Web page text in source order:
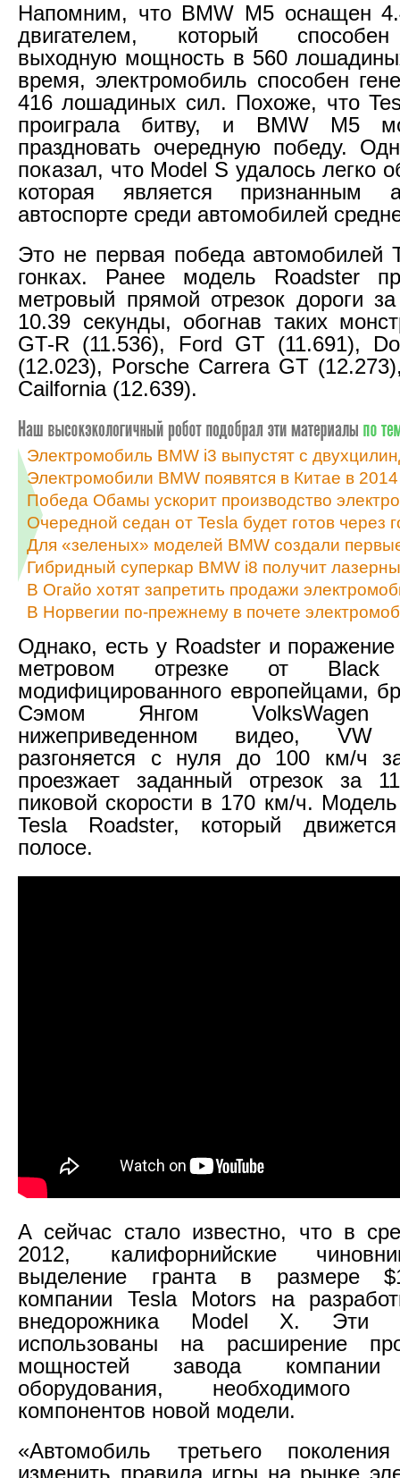
Напомним, что BMW M5 оснащен
двигателем, который способен
выходную мощность в 560
время, электромобиль способен
416 лошадиных сил. Похоже, что
проиграла битву, и BMW M5
праздновать очередную победу.
показал, что Model S удалось легко
которая является признанным
автоспорте среди автомобилей
Это не первая победа автомобилей
гонках. Ранее модель Roadster
метровый прямой отрезок дороги
10.39 секунды, обогнав таких
GT-R (11.536), Ford GT (11.691),
(12.023), Porsche Carrera GT
Cailfornia (12.639).
Электромобиль BMW i3 выпустят с
Электромобили BMW появятся в Китае в 2014
Победа Обамы ускорит производство
Очередной седан от Tesla будет готов через
Для «зеленых» моделей BMW создали
Гибридный суперкар BMW i8 получит
В Огайо хотят запретить продажи
В Норвегии по-прежнему в почете
Однако, есть у Roadster и
метровом отрезке от
модифицированного европейцами,
Сэмом Янгом
нижеприведенном видео,
разгоняется с нуля до 100 км/ч
проезжает заданный отрезок за
пиковой скорости в 170 км/ч. Модель
Tesla Roadster, который
полосе.
А сейчас стало известно, что в
2012, калифорнийские
выделение гранта в размере
компании Tesla Motors на
внедорожника Model X. Эти
использованы на расширение
мощностей завода
оборудования,
компонентов новой модели.
«Автомобиль третьего
изменить правила игры на рынке